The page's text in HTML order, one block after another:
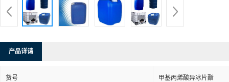
产品详请
货号 甲基丙烯酸异冰片酯